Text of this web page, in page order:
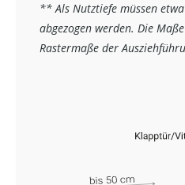
** Als Nutztiefe müssen
abgezogen werden. Die
Rastermaße der